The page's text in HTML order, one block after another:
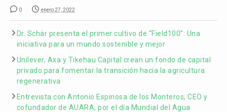
0 enero 27, 2022
Dr. Schär presenta el primer cultivo de “Field100”: Una
iniciativa para un mundo sostenible y mejor
Unilever, Axa y Tikehau Capital crean un fondo de capital
privado para fomentar la transición hacia la agricultura
regenerativa
Entrevista con Antonio Espinosa de los Monteros, CEO y
cofundador de AUARA, por el día Mundial del Agua